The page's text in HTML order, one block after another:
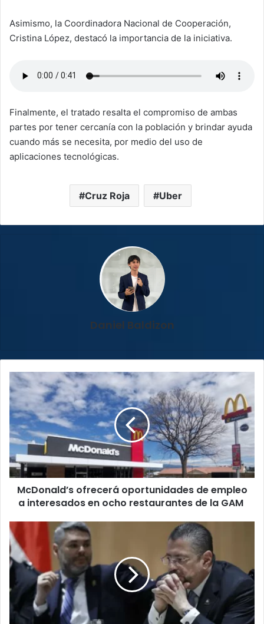
Asimismo, la Coordinadora Nacional de Cooperación,
Cristina López, destacó la importancia de la iniciativa.
Finalmente, el tratado resalta el compromiso de ambas
partes por tener cercanía con la población y brindar ayuda
cuando más se necesita, por medio del uso de
aplicaciones tecnológicas.
Cruz Roja Uber
Daniel Baldizon
McDonald’s
ofrecerá
oportunidades
de
empleo
a
interesados
en
ocho
restaurantes
GAM
McDonald’s ofrecerá oportunidades de empleo
a interesados en ocho restaurantes de la GAM
Diputados
conocerán
el
20
octubre
procedimiento
para